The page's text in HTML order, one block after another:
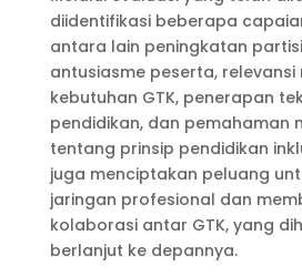
diidentifikasi beberapa
antara lain peningkatan
antusiasme peserta,
kebutuhan GTK, penerapan
pendidikan, dan pemahaman
tentang prinsip pendidikan
juga menciptakan peluang
jaringan profesional dan
kolaborasi antar GTK, yang
berlanjut ke depannya.